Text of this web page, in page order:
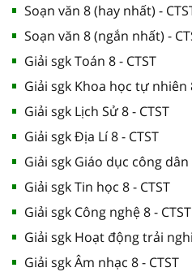
Soạn văn 8 (hay nhất) -
Soạn văn 8 (ngắn nhất) -
Giải sgk Toán 8 - CTST
Giải sgk Khoa học tự nhiên
Giải sgk Lịch Sử 8 - CTST
Giải sgk Địa Lí 8 - CTST
Giải sgk Giáo dục công dân
Giải sgk Tin học 8 - CTST
Giải sgk Công nghệ 8 - CTST
Giải sgk Hoạt động trải
Giải sgk Âm nhạc 8 - CTST